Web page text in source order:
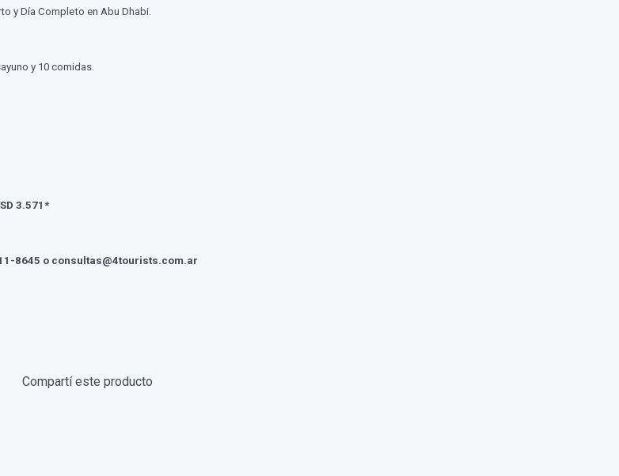
y Día Completo en Abu Dhabi.
y 10 comidas.
3.571*
8645 o consultas@4tourists.com.ar